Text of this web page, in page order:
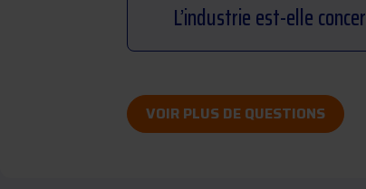
L’industrie est-elle
VOIR PLUS DE QUESTIONS